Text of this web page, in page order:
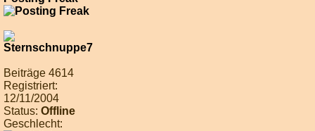
Beiträge 4614
Registriert:
12/11/2004
Status: Offline
Geschlecht: